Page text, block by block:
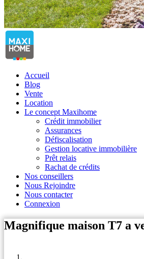
Accueil
Blog
Vente
Location
Le concept Maxihome
Crédit immobilier
Assurances
Défiscalisation
Gestion locative immobilière
Prêt relais
Rachat de crédits
Nos conseillers
Nous Rejoindre
Nous contacter
Connexion
Magnifique maison T7 a